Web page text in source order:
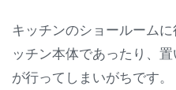
キッチンのショールーム
ッチン本体であったり、
が行ってしまいがちです。